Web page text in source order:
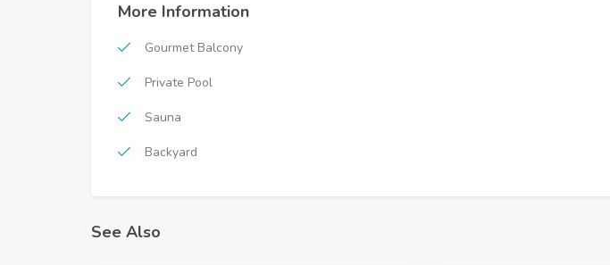
More Information
Gourmet Balcony
Private Pool
Sauna
Backyard
See Also